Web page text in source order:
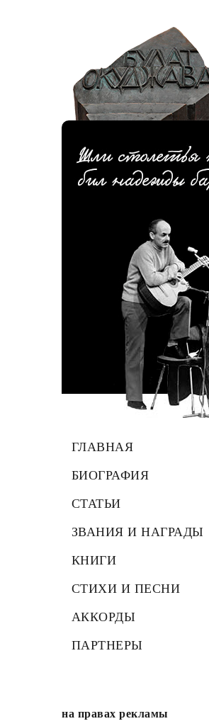
ГЛАВНАЯ
БИОГРАФИЯ
СТАТЬИ
ЗВАНИЯ И НАГРАДЫ
КНИГИ
СТИХИ И ПЕСНИ
АККОРДЫ
ПАРТНЕРЫ
на правах рекламы